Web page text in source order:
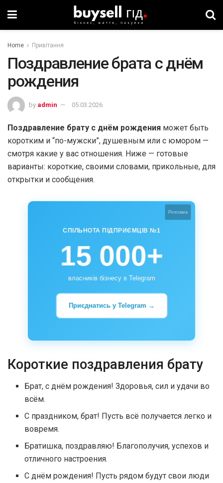
Home Привітання
Поздравление брата с днём
рождения
by admin 05.03.2026
Поздравление брату с днём рождения может быть
коротким и “по-мужски”, душевным или с юмором —
смотря какие у вас отношения. Ниже — готовые
варианты: короткие, своими словами, прикольные, для
открытки и сообщения.
Реклама
СПІЛЬНОТА ПІДПРИЄМЦІВ №1
15 000+
власників бізнесу в Telegram
Приєднатись у Telegram →
Короткие поздравления брату
Брат, с днём рождения! Здоровья, сил и удачи во
всём.
С праздником, брат! Пусть всё получается легко и
вовремя.
Братишка, поздравляю! Благополучия, успехов и
отличного настроения.
С днём рождения! Пусть рядом будут свои люди